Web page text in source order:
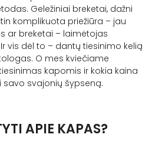
Geležiniai breketai, dažni
komplikuota priežiūra – jau
ar breketai – laimėtojas
vis dėl to – dantų tiesinimo kelią
O mes kviečiame
kapomis ir kokia kaina
svajonių šypseną.
APIE KAPAS?